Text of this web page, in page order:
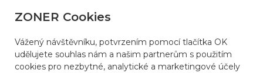
Časté dotazy
ZONER Cookies
Vážený návštěvníku, potvrzením pomocí tlačítka OK
udělujete souhlas nám a našim partnerům s použitím
cookies pro nezbytné, analytické a marketingové účely